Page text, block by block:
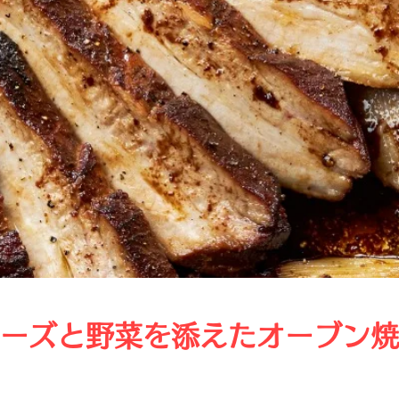
ズと野菜を添えたオーブン